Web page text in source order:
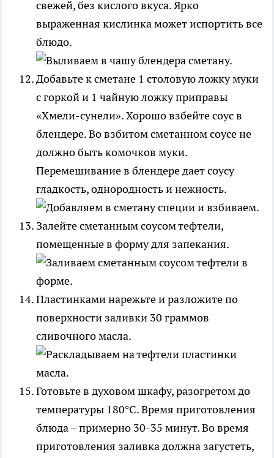
свежей, без кислого вкуса. Ярко
выраженная кислинка может испортить все
блюдо.
Добавьте к сметане 1 столовую ложку муки
с горкой и 1 чайную ложку приправы
«Хмели-сунели». Хорошо взбейте соус в
блендере. Во взбитом сметанном соусе не
должно быть комочков муки.
Перемешивание в блендере дает соусу
гладкость, однородность и нежность.
Залейте сметанным соусом тефтели,
помещенные в форму для запекания.
Пластинками нарежьте и разложите по
поверхности заливки 30 граммов
сливочного масла.
Готовьте в духовом шкафу, разогретом до
температуры 180°С. Время приготовления
блюда – примерно 30-35 минут. Во время
приготовления заливка должна загустеть,